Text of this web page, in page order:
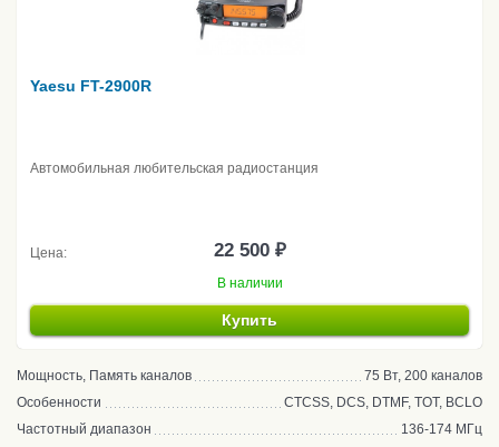
Yaesu FT-2900R
Автомобильная любительская радиостанция
Цена: 22 500 ₽
В наличии
Купить
Мощность, Память каналов
75 Вт, 200 каналов
Особенности
CTCSS, DCS, DTMF, TOT, BCLO
Частотный диапазон
136-174 МГц